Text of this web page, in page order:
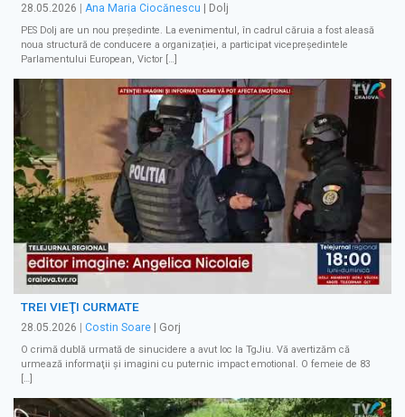
28.05.2026 Ana Maria Ciocănescu | Dolj
PES Dolj are un nou președinte. La evenimentul, în cadrul căruia a fost aleasă
noua structură de conducere a organizației, a participat vicepreședintele
Parlamentului European, Victor […]
TREI VIEŢI CURMATE
28.05.2026 Costin Soare | Gorj
O crimă dublă urmată de sinucidere a avut loc la TgJiu. Vă avertizăm că
urmează informaţii şi imagini cu puternic impact emotional. O femeie de 83
[…]